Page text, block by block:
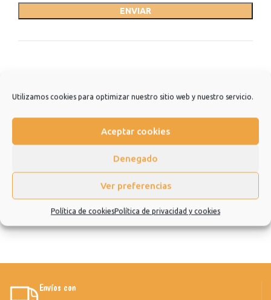
Utilizamos cookies para optimizar nuestro sitio web y nuestro servicio.
Aceptar cookies
Denegado
Ver preferencias
Política de cookiesPolítica de privacidad y cookies
General 9 General 8
Envíos con